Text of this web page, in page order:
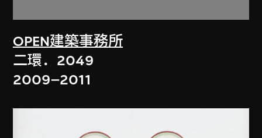
OPEN建築事務所
二環．2049
2009–2011